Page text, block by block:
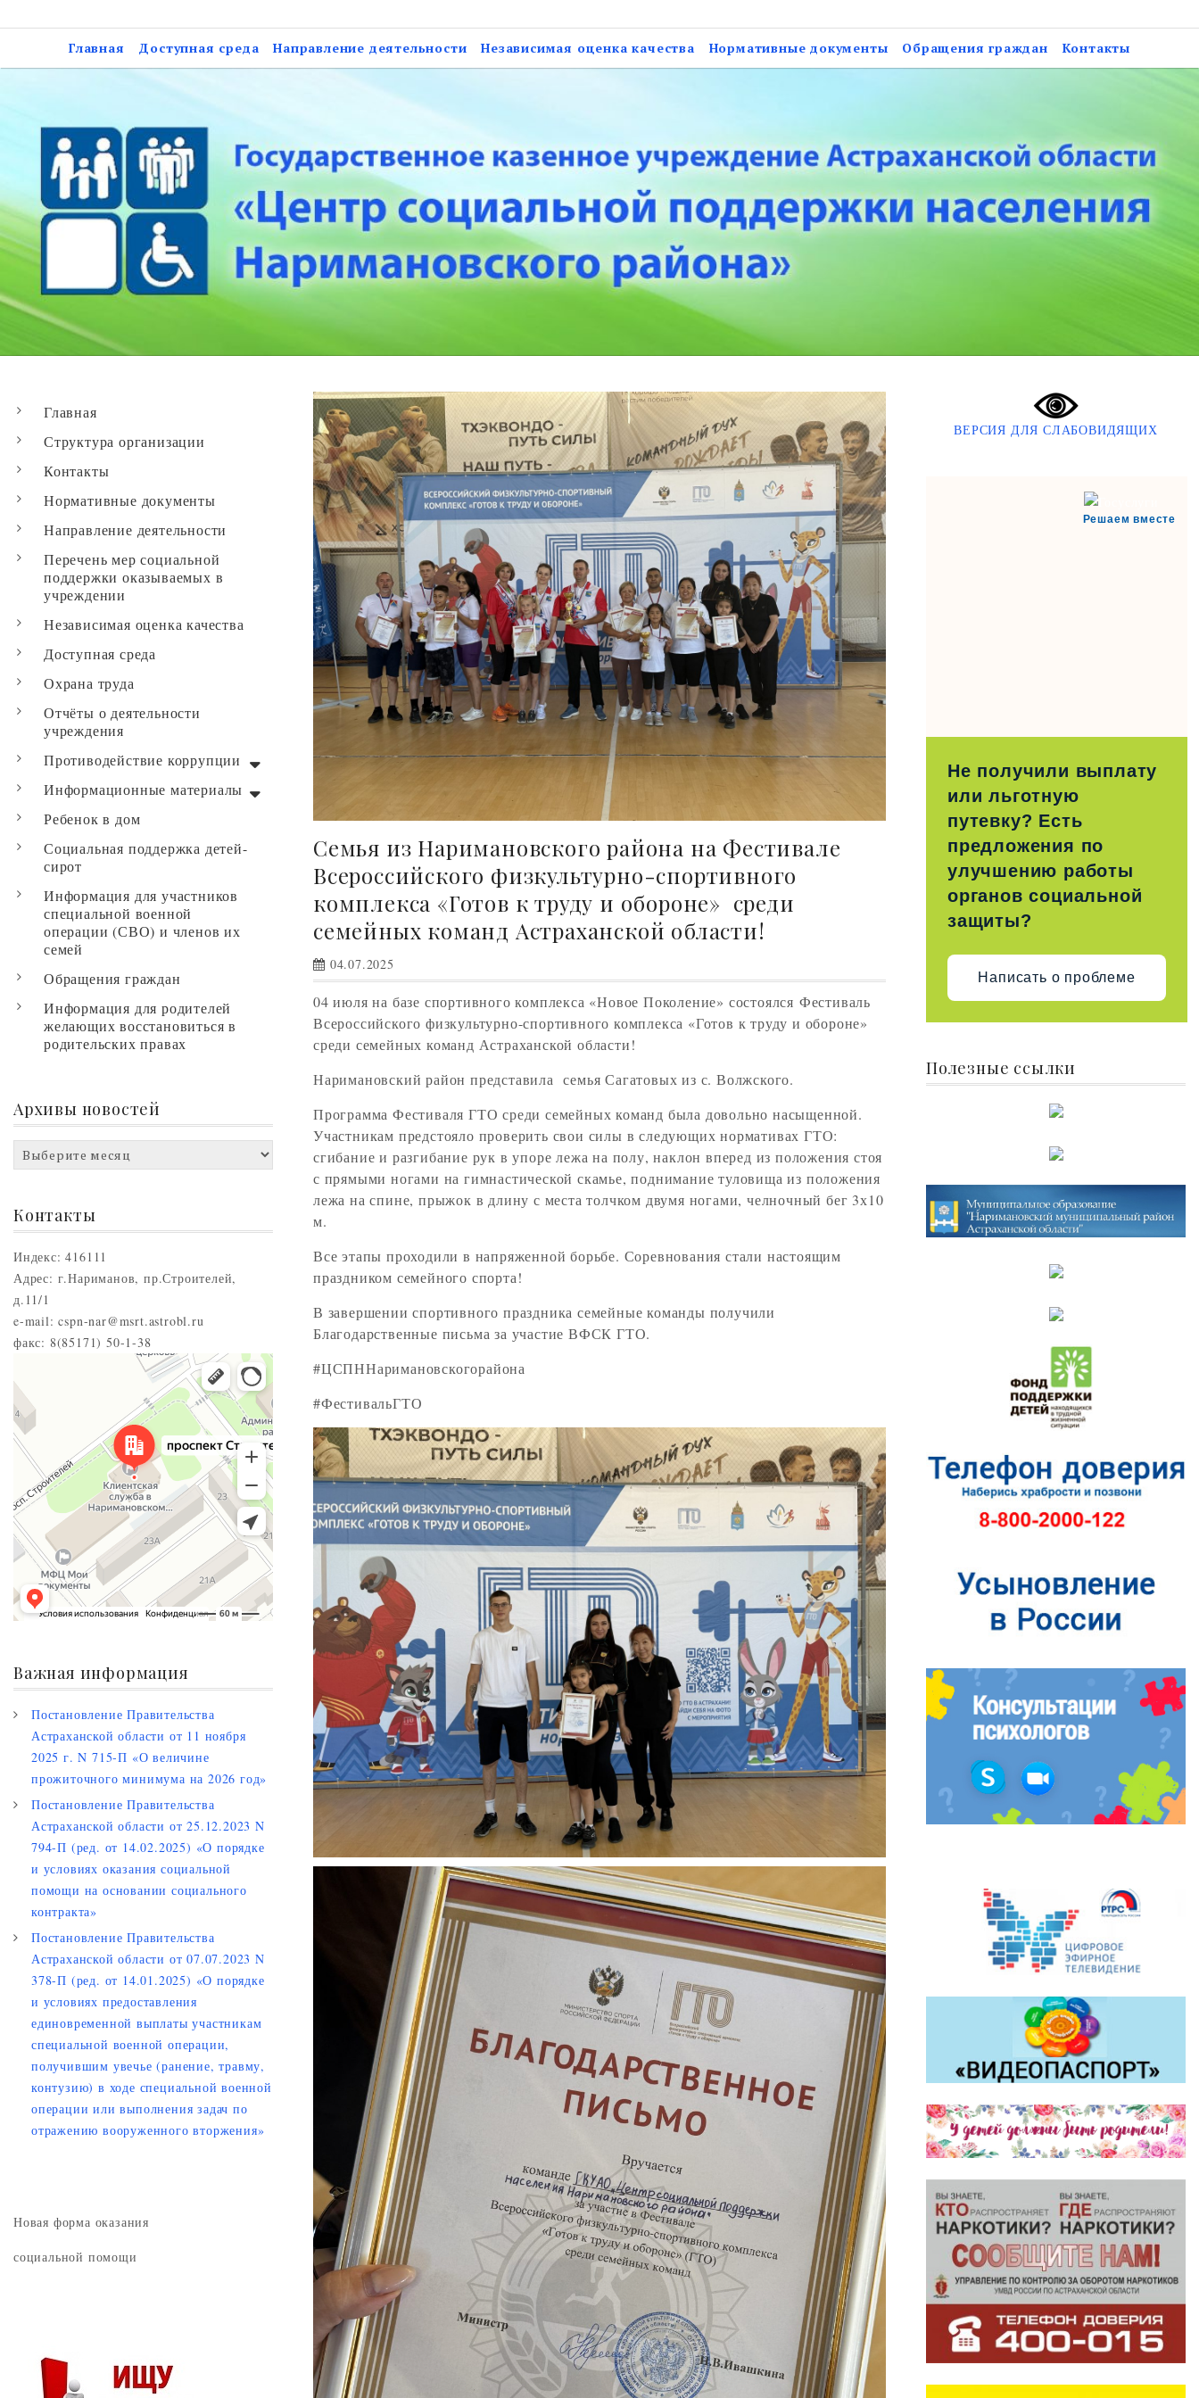
to
Государственное казенное учреждение Астраханской области «Центр
социальной поддержки населения Наримановского района»
Главная Доступная среда Направление деятельности Независимая оценка качества Нормативные документы Обращения граждан Контакты
Семья из Наримановского района на Фестивале
Всероссийского физкультурно-спортивного
комплекса «Готов к труду и обороне» среди
семейных команд Астраханской области!
04.07.2025
04 июля на базе спортивного комплекса «Новое Поколение» состоялся Фестиваль
Всероссийского физкультурно-спортивного комплекса «Готов к труду и обороне»
среди семейных команд Астраханской области!
Наримановский район представила семья Сагатовых из с. Волжского.
Программа Фестиваля ГТО среди семейных команд была довольно насыщенной.
Участникам предстояло проверить свои силы в следующих нормативах ГТО:
сгибание и разгибание рук в упоре лежа на полу, наклон вперед из положения стоя
с прямыми ногами на гимнастической скамье, поднимание туловища из положения
лежа на спине, прыжок в длину с места толчком двумя ногами, челночный бег 3х10
м.
Все этапы проходили в напряженной борьбе. Соревнования стали настоящим
праздником семейного спорта!
В завершении спортивного праздника семейные команды получили
Благодарственные письма за участие ВФСК ГТО.
#ЦСПННаримановскогорайона
#ФестивальГТО
Главная
Структура организации
Контакты
Нормативные документы
Направление деятельности
Перечень мер социальной
поддержки оказываемых в
учреждении
Независимая оценка качества
Доступная среда
Охрана труда
Отчёты о деятельности
учреждения
Противодействие коррупции
Информационные материалы
Ребенок в дом
Социальная поддержка детей-
сирот
Информация для участников
специальной военной
операции (СВО) и членов их
семей
Обращения граждан
Информация для родителей
желающих восстановиться в
родительских правах
Архивы новостей
Архивы
новостей
Контакты
Индекс: 416111
Адрес: г.Нариманов, пр.Строителей,
д.11/1
e-mail: cspn-nar@msrt.astrobl.ru
факс: 8(85171) 50-1-38
Проспект Строителей, 5 — Яндекс.Карты
Важная информация
Постановление Правительства
Астраханской области от 11 ноября
2025 г. N 715-П «О величине
прожиточного минимума на 2026 год»
Постановление Правительства
Астраханской области от 25.12.2023 N
794-П (ред. от 14.02.2025) «О порядке
и условиях оказания социальной
помощи на основании социального
контракта»
Постановление Правительства
Астраханской области от 07.07.2023 N
378-П (ред. от 14.01.2025) «О порядке
и условиях предоставления
единовременной выплаты участникам
специальной военной операции,
получившим увечье (ранение, травму,
контузию) в ходе специальной военной
операции или выполнения задач по
отражению вооруженного вторжения»
Новая форма оказания
социальной помощи
ВЕРСИЯ ДЛЯ СЛАБОВИДЯЩИХ
Решаем вместе
Не получили выплату
или льготную
путевку? Есть
предложения по
улучшению работы
органов социальной
защиты?
Написать о проблеме
Полезные ссылки